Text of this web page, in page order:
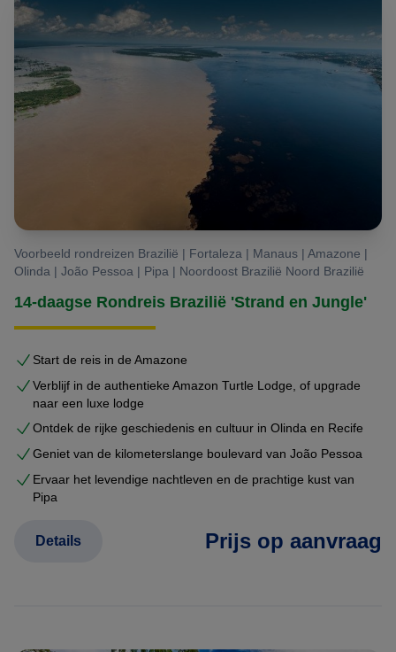
Voorbeeld rondreizen Brazilië | Fortaleza | Manaus | Amazone |
Olinda | João Pessoa | Pipa | Noordoost Brazilië Noord Brazilië
14-daagse Rondreis Brazilië 'Strand en Jungle'
Start de reis in de Amazone
Verblijf in de authentieke Amazon Turtle Lodge, of upgrade
naar een luxe lodge
Ontdek de rijke geschiedenis en cultuur in Olinda en Recife
Geniet van de kilometerslange boulevard van João Pessoa
Ervaar het levendige nachtleven en de prachtige kust van
Pipa
Prijs op aanvraag
Details